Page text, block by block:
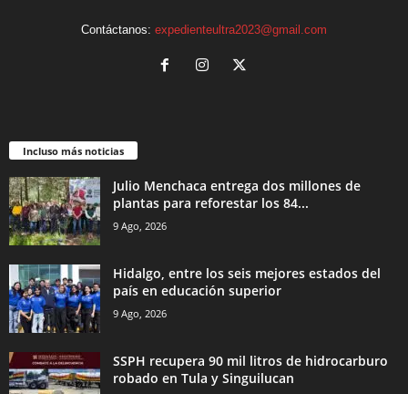
Contáctanos: expedienteultra2023@gmail.com
Incluso más noticias
Julio Menchaca entrega dos millones de
plantas para reforestar los 84...
9 Ago, 2026
Hidalgo, entre los seis mejores estados del
país en educación superior
9 Ago, 2026
SSPH recupera 90 mil litros de hidrocarburo
robado en Tula y Singuilucan